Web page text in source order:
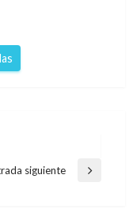
siguiente